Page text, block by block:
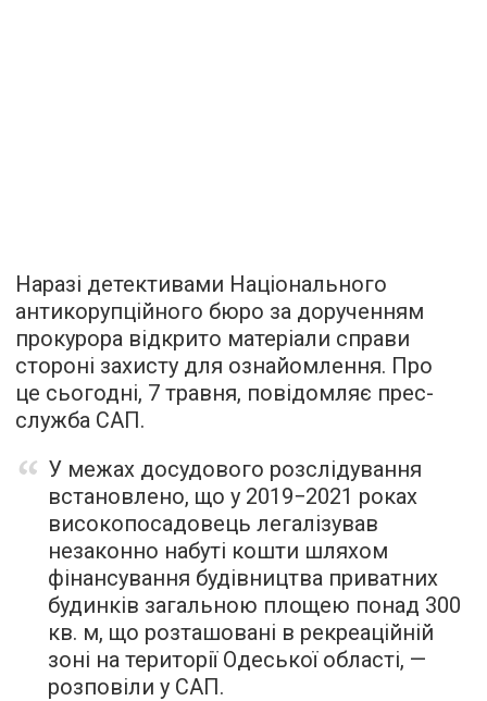
Наразі детективами Національного
антикорупційного бюро за дорученням
прокурора відкрито матеріали справи
стороні захисту для ознайомлення. Про
це сьогодні, 7 травня, повідомляє прес-
служба САП.
У межах досудового розслідування
встановлено, що у 2019−2021 роках
високопосадовець легалізував
незаконно набуті кошти шляхом
фінансування будівництва приватних
будинків загальною площею понад 300
кв. м, що розташовані в рекреаційній
зоні на території Одеської області, —
розповіли у САП.